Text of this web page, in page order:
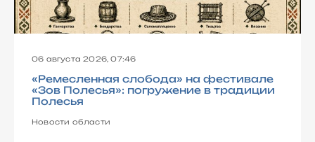
06 августа 2026, 07:46
«Ремесленная слобода» на фестивале
«Зов Полесья»: погружение в традиции
Полесья
Новости области